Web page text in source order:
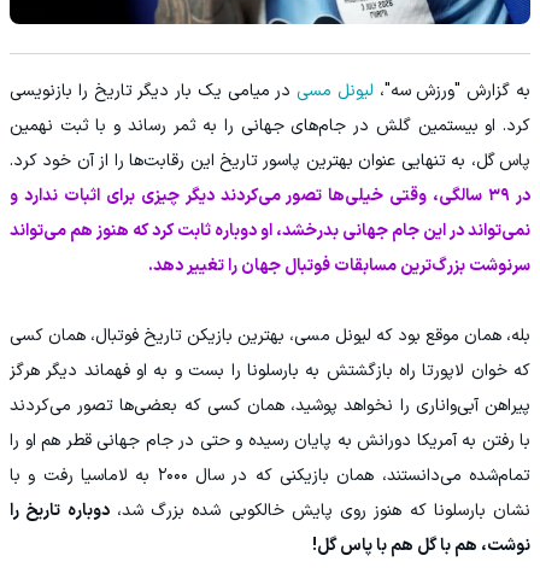
به گزارش "ورزش سه"، لیونل مسی در میامی یک بار دیگر تاریخ را بازنویسی
کرد. او بیستمین گلش در جام‌های جهانی را به ثمر رساند و با ثبت نهمین
پاس گل، به تنهایی عنوان بهترین پاسور تاریخ این رقابت‌ها را از آن خود کرد.
در ۳۹ سالگی، وقتی خیلی‌ها تصور می‌کردند دیگر چیزی برای اثبات ندارد و
نمی‌تواند در این جام جهانی بدرخشد، او دوباره ثابت کرد که هنوز هم می‌تواند
سرنوشت بزرگ‌ترین مسابقات فوتبال جهان را تغییر دهد.
بله، همان موقع بود که لیونل مسی، بهترین بازیکن تاریخ فوتبال، همان کسی
که خوان لاپورتا راه بازگشتش به بارسلونا را بست و به او فهماند دیگر هرگز
پیراهن آبی‌واناری را نخواهد پوشید، همان کسی که بعضی‌ها تصور می‌کردند
با رفتن به آمریکا دورانش به پایان رسیده و حتی در جام جهانی قطر هم او را
تمام‌شده می‌دانستند، همان بازیکنی که در سال ۲۰۰۰ به لاماسیا رفت و با
نشان بارسلونا که هنوز روی پایش خالکوبی شده بزرگ شد،دوباره تاریخ را
نوشت، هم با گل هم با پاس گل!